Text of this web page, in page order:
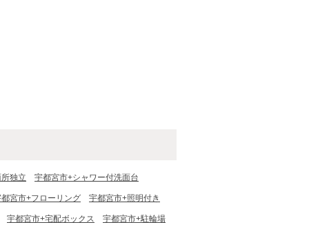
独立 宇都宮市+シャワー付洗面台
宮市+フローリング 宇都宮市+照明付き
宇都宮市+宅配ボックス 宇都宮市+駐輪場